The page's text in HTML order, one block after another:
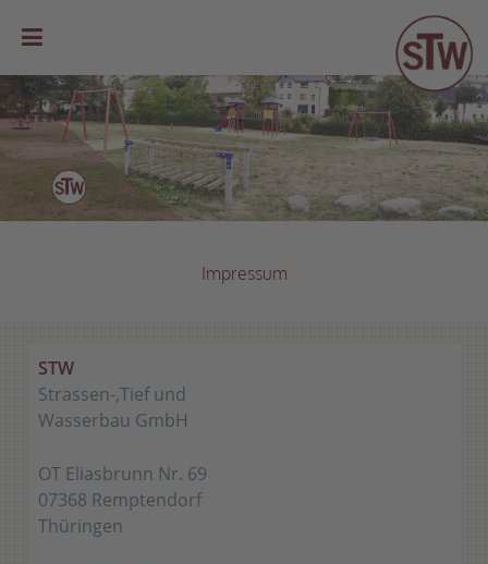
Impressum
STW
Strassen-,Tief und
Wasserbau GmbH
OT Eliasbrunn Nr. 69
07368 Remptendorf
Thüringen